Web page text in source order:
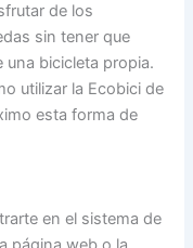
de los
sin tener que
bicicleta propia.
utilizar la Ecobici de
esta forma de
en el sistema de